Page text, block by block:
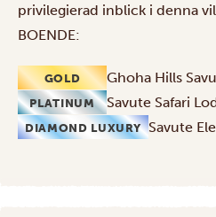
privilegierad inblick i denna
BOENDE:
GOLD Ghoha Hills
PLATINUM Savute Safari
DIAMOND LUXURY Savute